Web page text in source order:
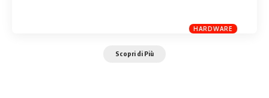
HARDWARE
Scopri di Più